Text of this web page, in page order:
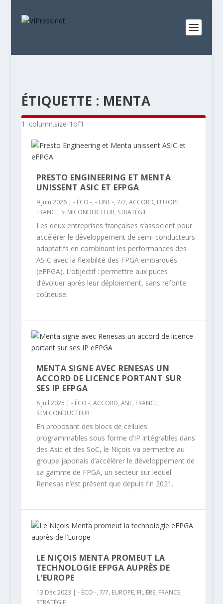
ÉTIQUETTE : MENTA
PRESTO ENGINEERING ET MENTA
UNISSENT ASIC ET EFPGA
9 Juin 2026| - ÉCO -, - UNE -, 7/7, ACCORD, EUROPE,
FRANCE, SEMICONDUCTEUR, STRATÉGIE
Les deux entreprises françaises s’associent pour
accélérer le développement de semi-conducteurs
adaptatifs en combinant les performances des
ASIC avec la flexibilité des FPGA embarqués
(eFPGA). L’objectif : permettre aux puces
d’évoluer après leur déploiement, sans refonte
coûteuse.
MENTA SIGNE AVEC RENESAS UN
ACCORD DE LICENCE PORTANT SUR
SES IP EFPGA
8 Juil 2025 | - ÉCO -, ACCORD, ASIE, FRANCE,
SEMICONDUCTEUR
En proposant des blocs de cellules
programmables sous forme d’IP intégrables dans
des Asic et des SoC, le Niçois va permettre au
groupe japonais d’accélérer le développement de
sa gamme de FPGA, un secteur sur lequel
Renesas n’est présent que depuis fin 2021.
LE NIÇOIS MENTA PROMEUT LA
TECHNOLOGIE EFPGA AUPRÈS DE
L’EUROPE
13 Déc 2023 | - ÉCO -, 7/7, EUROPE, FILIÈRE, FRANCE,
STRATÉGIE